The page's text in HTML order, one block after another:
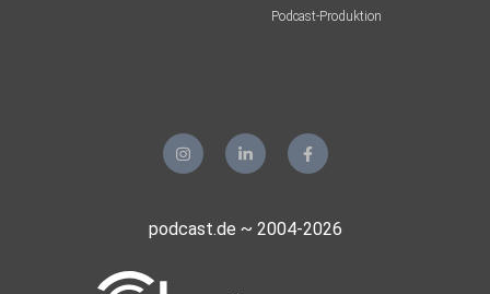
Podcast-Produktion
podcast.de ~ 2004-2026